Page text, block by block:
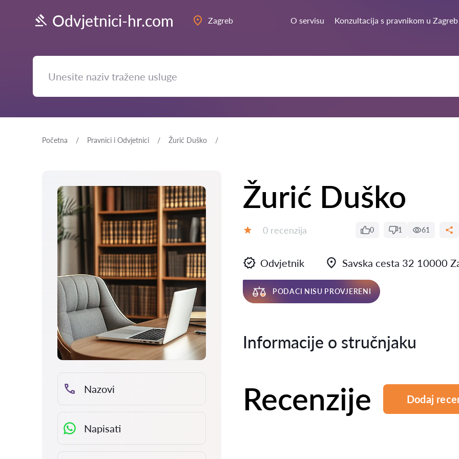
Odvjetnici-hr.com Zagreb O servisu Konzultacija s pravnikom u Zagreb
Početna Pravnici i Odvjetnici Žurić Duško
Nazovi
Napisati
Žurić Duško
Recenzija:
0 recenzija 0 1 61
Odvjetnik Savska cesta 32 10000
PODACI NISU PROVJERENI
Informacije o stručnjaku
Recenzije Dodaj